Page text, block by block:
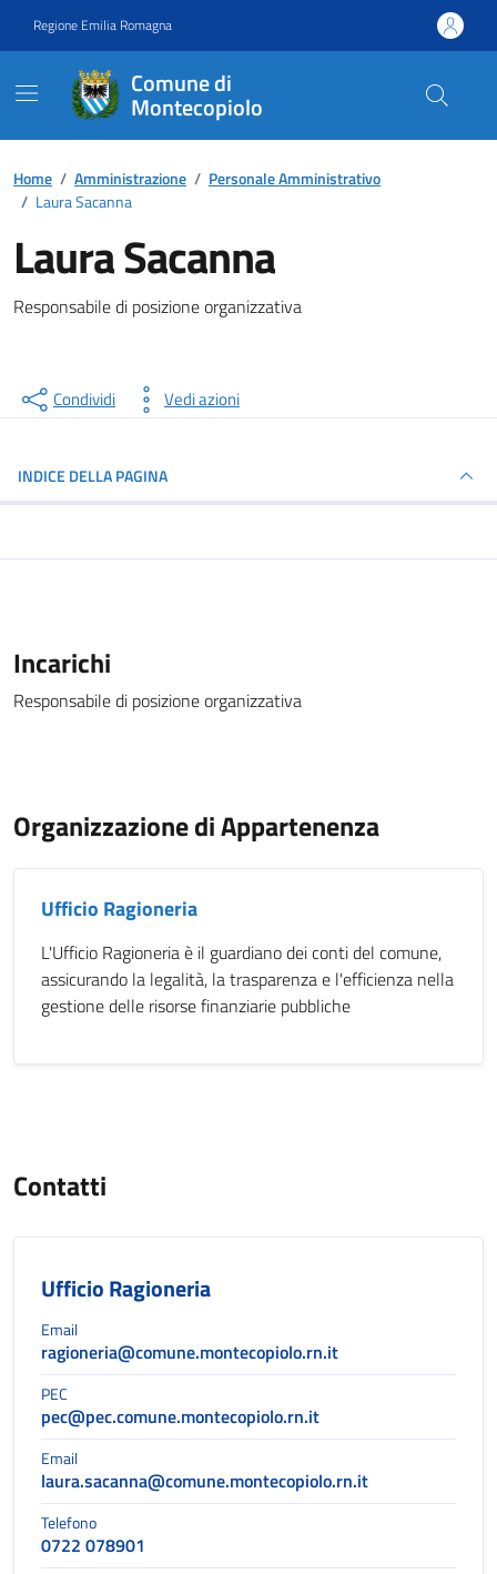
Regione Emilia Romagna
Comune di
Montecopiolo
Contenuti in evidenza
Home / Amministrazione / Personale Amministrativo
/ Laura Sacanna
Laura Sacanna
Responsabile di posizione organizzativa
Condividi Vedi azioni
INDICE DELLA PAGINA
Incarichi
Responsabile di posizione organizzativa
Organizzazione di Appartenenza
Ufficio Ragioneria
L'Ufficio Ragioneria è il guardiano dei conti del comune,
assicurando la legalità, la trasparenza e l'efficienza nella
gestione delle risorse finanziarie pubbliche
Contatti
Ufficio Ragioneria
Email
ragioneria@comune.montecopiolo.rn.it
PEC
pec@pec.comune.montecopiolo.rn.it
Email
laura.sacanna@comune.montecopiolo.rn.it
Telefono
0722 078901